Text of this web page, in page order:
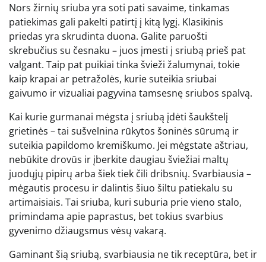
Nors žirnių sriuba yra soti pati savaime, tinkamas
patiekimas gali pakelti patirtį į kitą lygį. Klasikinis
priedas yra skrudinta duona. Galite paruošti
skrebučius su česnaku – juos įmesti į sriubą prieš pat
valgant. Taip pat puikiai tinka švieži žalumynai, tokie
kaip krapai ar petražolės, kurie suteikia sriubai
gaivumo ir vizualiai pagyvina tamsesnę sriubos spalvą.
Kai kurie gurmanai mėgsta į sriubą įdėti šaukštelį
grietinės – tai sušvelnina rūkytos šoninės sūrumą ir
suteikia papildomo kremiškumo. Jei mėgstate aštriau,
nebūkite drovūs ir įberkite daugiau šviežiai maltų
juodųjų pipirų arba šiek tiek čili dribsnių. Svarbiausia –
mėgautis procesu ir dalintis šiuo šiltu patiekalu su
artimaisiais. Tai sriuba, kuri suburia prie vieno stalo,
primindama apie paprastus, bet tokius svarbius
gyvenimo džiaugsmus vėsų vakarą.
Gaminant šią sriubą, svarbiausia ne tik receptūra, bet ir